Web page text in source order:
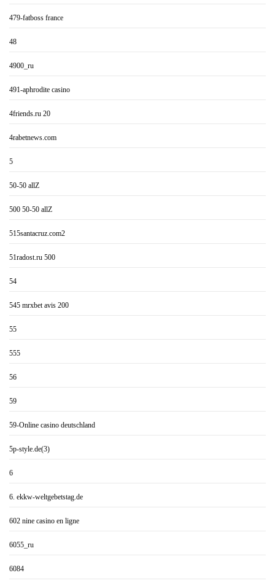
479-fatboss france
48
4900_ru
491-aphrodite casino
4friends.ru 20
4rabetnews.com
5
50-50 allZ
500 50-50 allZ
515santacruz.com2
51radost.ru 500
54
545 mrxbet avis 200
55
555
56
59
59-Online casino deutschland
5p-style.de(3)
6
6. ekkw-weltgebetstag.de
602 nine casino en ligne
6055_ru
6084